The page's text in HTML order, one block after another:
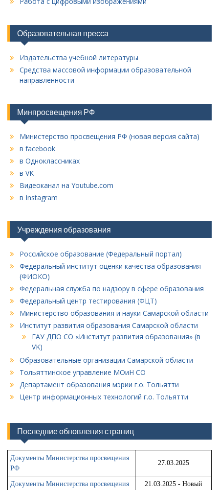
Образовательная пресса
Издательства учебной литературы
Средства массовой информации образовательной
направленности
Минпросвещения РФ
Министерство просвещения РФ (новая версия сайта)
в facebook
в Одноклассниках
в VK
Видеоканал на Youtube.com
в Instagram
Учреждения образования
Российское образование (Федеральный портал)
Федеральный институт оценки качества образования
(ФИОКО)
Федеральная служба по надзору в сфере образования
Федеральный центр тестирования (ФЦТ)
Министерство образования и науки Самарской области
Институт развития образования Самарской области
ГАУ ДПО СО «Институт развития образования» (в
VK)
Образовательные организации Самарской области
Тольяттинское управление МОиН СО
Департамент образования мэрии г.о. Тольятти
Центр информационных технологий г.о. Тольятти
Последние обновления страниц
Документы Министерства просвещения
РФ
27.03.2025
Документы Министерства просвещения
21.03.2025 - Новый